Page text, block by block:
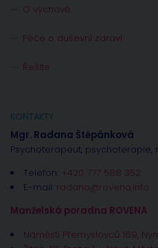
O výchově
Péče o duševní zdraví
Řešíte
KONTAKTY
Mgr. Radana Štěpánková
Psychoterapeut, psychoterapie,
Telefon: +420 777 588 352
E-mail: radana@rovena.info
Manželská poradna ROVENA
Náměstí Přemyslovců 169,